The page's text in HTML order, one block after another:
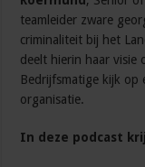
teamleider zware
criminaliteit bij het
deelt hierin haar visie
Bedrijfsmatige kijk op
organisatie.
In deze podcast